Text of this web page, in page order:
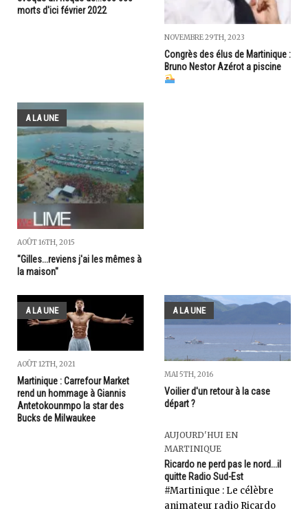
morts d'ici février 2022
NOVEMBRE 29TH, 2023
Congrès des élus de Martinique :
Bruno Nestor Azérot a piscine
A LA UNE
AOÛT 16TH, 2015
"Gilles...reviens j'ai les mêmes à
la maison"
A LA UNE
AOÛT 12TH, 2021
Martinique : Carrefour Market
rend un hommage à Giannis
Antetokounmpo la star des
Bucks de Milwaukee
A LA UNE
MAI 5TH, 2016
Voilier d'un retour à la case
départ ?
AUJOURD'HUI EN
MARTINIQUE
Ricardo ne perd pas le nord...il
quitte Radio Sud-Est
#Martinique : Le célèbre
animateur radio Ricardo